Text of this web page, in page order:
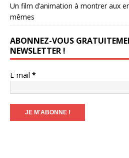
Un film d’animation à montrer aux
mêmes
ABONNEZ-VOUS
NEWSLETTER !
E-mail *